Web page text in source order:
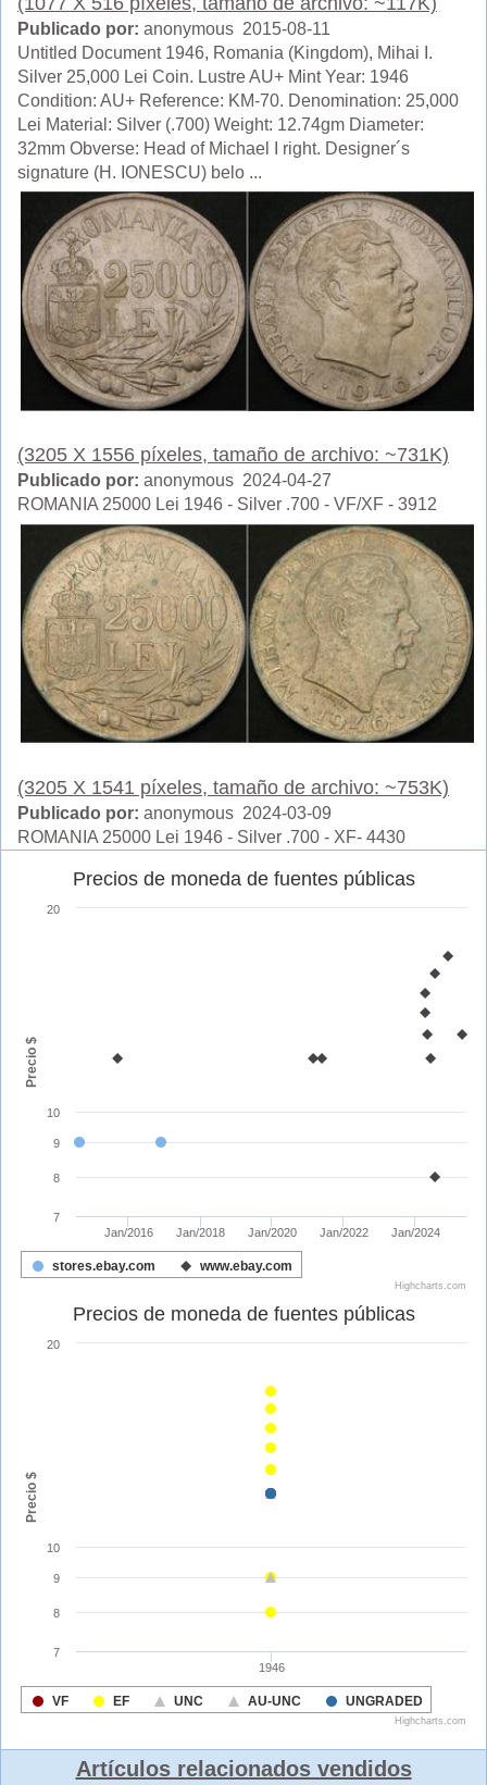
Publicado por: anonymous 2015-08-11
Untitled Document 1946, Romania (Kingdom), Mihai I.
Silver 25,000 Lei Coin. Lustre AU+ Mint Year: 1946
Condition: AU+ Reference: KM-70. Denomination: 25,000
Lei Material: Silver (.700) Weight: 12.74gm Diameter:
32mm Obverse: Head of Michael I right. Designer´s
signature (H. IONESCU) belo ...
(3205 X 1556 píxeles, tamaño de archivo: ~731K)
Publicado por: anonymous 2024-04-27
ROMANIA 25000 Lei 1946 - Silver .700 - VF/XF - 3912
(3205 X 1541 píxeles, tamaño de archivo: ~753K)
Publicado por: anonymous 2024-03-09
ROMANIA 25000 Lei 1946 - Silver .700 - XF- 4430
Artículos relacionados vendidos